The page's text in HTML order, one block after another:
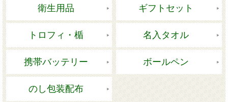
衛生用品 ギフトセット
トロフィ・楯 名入タオル
携帯バッテリー ボールペン
のし包装配布